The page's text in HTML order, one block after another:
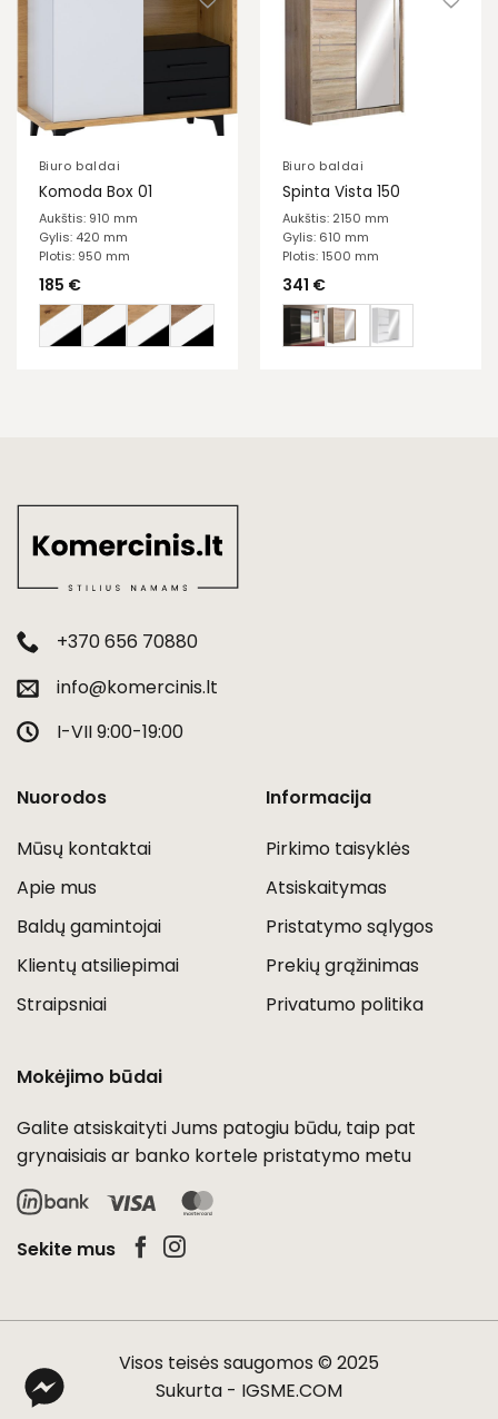
Biuro baldai
Komoda Box 01
Aukštis: 910 mm
Gylis: 420 mm
Plotis: 950 mm
185 €
Biuro baldai
Spinta Vista 150
Aukštis: 2150 mm
Gylis: 610 mm
Plotis: 1500 mm
341 €
+370 656 70880
info@komercinis.lt
I-VII 9:00-19:00
Nuorodos
Mūsų kontaktai
Apie mus
Baldų gamintojai
Klientų atsiliepimai
Straipsniai
Informacija
Pirkimo taisyklės
Atsiskaitymas
Pristatymo sąlygos
Prekių grąžinimas
Privatumo politika
Mokėjimo būdai
Galite atsiskaityti Jums patogiu būdu, taip pat
grynaisiais ar banko kortele pristatymo metu
Visa
Sekite mus
Visos teisės saugomos © 2025
Sukurta - IGSME.COM